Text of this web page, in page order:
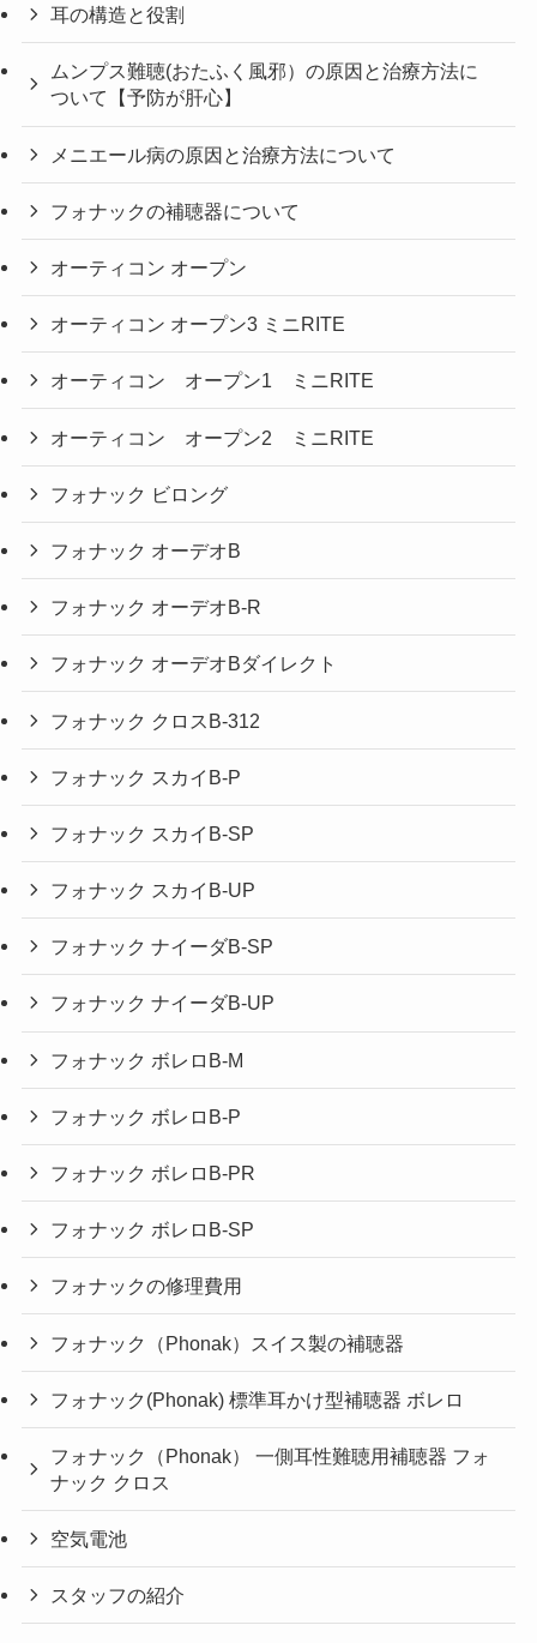
耳の構造と役割
ムンプス難聴(おたふく風邪）の原因と治療方法に
ついて【予防が肝心】
メニエール病の原因と治療方法について
フォナックの補聴器について
オーティコン オープン
オーティコン オープン3 ミニRITE
オーティコン オープン1 ミニRITE
オーティコン オープン2 ミニRITE
フォナック ビロング
フォナック オーデオB
フォナック オーデオB-R
フォナック オーデオBダイレクト
フォナック クロスB-312
フォナック スカイB-P
フォナック スカイB-SP
フォナック スカイB-UP
フォナック ナイーダB-SP
フォナック ナイーダB-UP
フォナック ボレロB-M
フォナック ボレロB-P
フォナック ボレロB-PR
フォナック ボレロB-SP
フォナックの修理費用
フォナック（Phonak）スイス製の補聴器
フォナック(Phonak) 標準耳かけ型補聴器 ボレロ
フォナック（Phonak） 一側耳性難聴用補聴器 フォ
ナック クロス
空気電池
スタッフの紹介